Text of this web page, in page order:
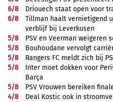
6/8
Driouech staat open voor
6/8
Tillman haalt vernietigend
verblijf bij Leverkusen
5/8
PSV en Veerman weigeren
5/8
Bouhoudane vervolgt
5/8
Rangers FC meldt zich bij
5/8
Inter moet dokken voor
Barça
5/8
PSV Vrouwen bereiken
4/8
Deal Kostic ook in